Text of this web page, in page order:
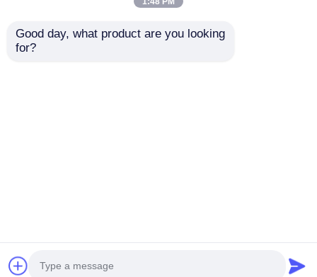
Ligne d'extrusion de
Ligne d'extrusion de
Usine De Chine.Copyright © 2026 Zhejiang Mingdi
Good day, what product are you looking
for?